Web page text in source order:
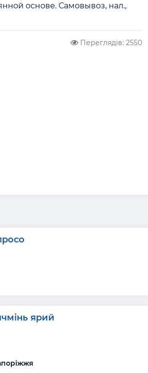
основе. Самовывоз, нал.,
Переглядів: 2550
ярий